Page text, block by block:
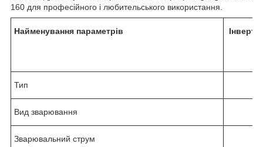
160 для професійного і любительського використання.
Найменування параметрів
Тип
Вид зварювання
Зварювальний струм